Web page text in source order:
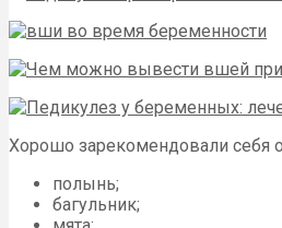
Хорошо зарекомендовали себя
полынь;
багульник;